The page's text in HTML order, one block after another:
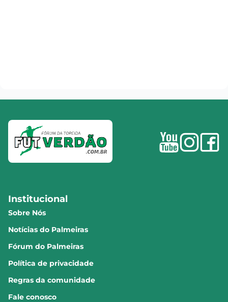
Institucional
Sobre Nós
Notícias do Palmeiras
Fórum do Palmeiras
Política de privacidade
Regras da comunidade
Fale conosco